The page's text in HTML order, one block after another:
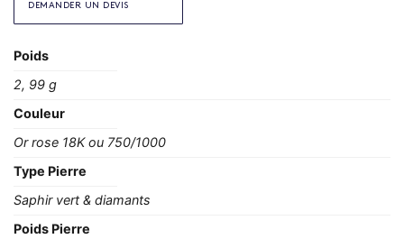
DEMANDER UN DEVIS
Poids
2, 99 g
Couleur
Or rose 18K ou 750/1000
Type Pierre
Saphir vert & diamants
Poids Pierre